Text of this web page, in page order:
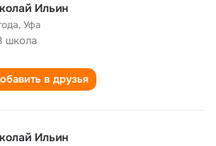
Ильин
,Уфа
школа
в друзья
Ильин